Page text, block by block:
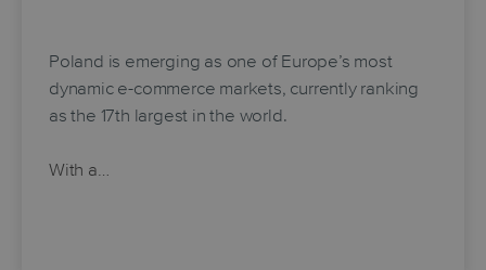
Poland is emerging as one of Europe’s most
dynamic e-commerce markets, currently ranking
as the 17th largest in the world.
With a…